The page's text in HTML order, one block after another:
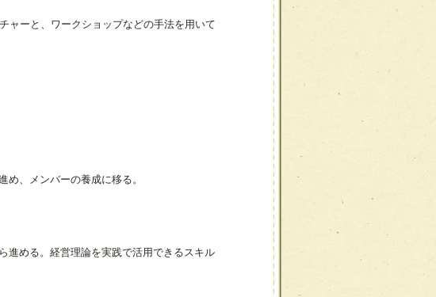
ャーと、ワークショップなどの手法を用いて
、メンバーの養成に移る。
進める。経営理論を実践で活用できるスキル